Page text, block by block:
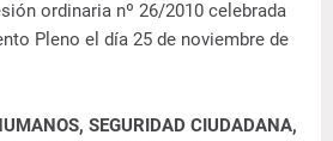
ordinaria nº 26/2010 celebrada
Pleno el día 25 de noviembre de
SEGURIDAD CIUDADANA,